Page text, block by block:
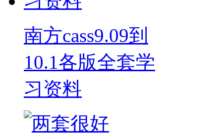
南方cass9.09到
10.1各版全套学
习资料